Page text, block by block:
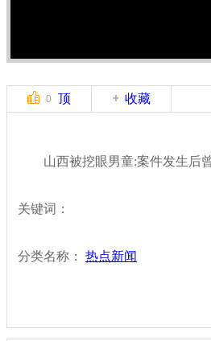
0 顶 收藏
山西被挖眼男童:案件发生后曾
关键词：
分类名称： 热点新闻